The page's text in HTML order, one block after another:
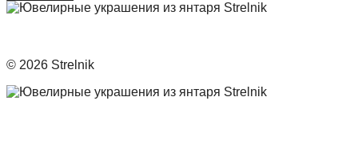
© 2026 Strelnik